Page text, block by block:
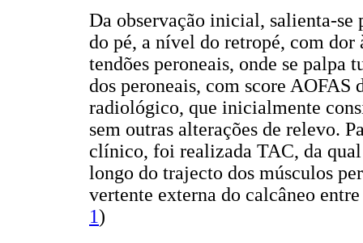
Da observação inicial, salienta-se
do pé, a nível do retropé, com
tendões peroneais, onde se palpa
dos peroneais, com score AOFAS
radiológico, que inicialmente
sem outras alterações de relevo.
clínico, foi realizada TAC, da qual
longo do trajecto dos músculos
vertente externa do calcâneo
1)